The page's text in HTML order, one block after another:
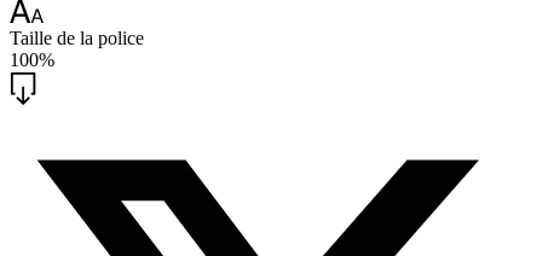
Taille de la police
100%